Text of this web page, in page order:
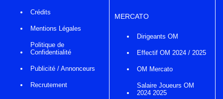
Crédits
Mentions Légales
Politique de
Confidentialité
Publicité / Annonceurs
Recrutement
MERCATO
Dirigeants OM
Effectif OM 2024 / 2025
OM Mercato
Salaire Joueurs OM
2024 2025